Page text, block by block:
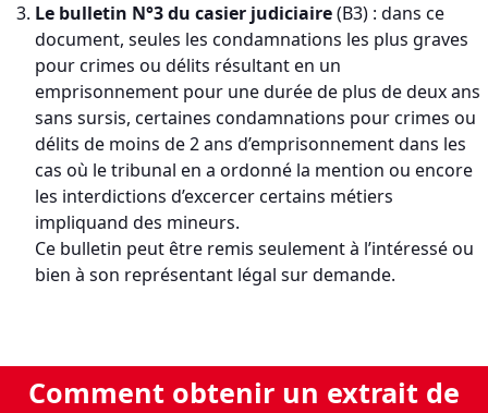
Le bulletin N°3 du casier judiciaire(B3) : dans ce
document, seules les condamnations les plus graves
pour crimes ou délits résultant en un
emprisonnement pour une durée de plus de deux ans
sans sursis, certaines condamnations pour crimes ou
délits de moins de 2 ans d’emprisonnement dans les
cas où le tribunal en a ordonné la mention ou encore
les interdictions d’excercer certains métiers
impliquand des mineurs.
Ce bulletin peut être remis seulement à l’intéressé ou
bien à son représentant légal sur demande.
Comment obtenir un extrait de